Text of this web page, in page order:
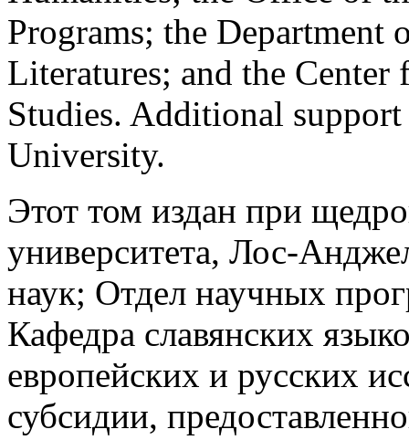
Programs; the Department
Literatures; and the Center
Studies. Additional
University.
Этот том издан при
университета, Лос-
наук; Отдел научных
Кафедра славянских
европейских и русских
субсидии,